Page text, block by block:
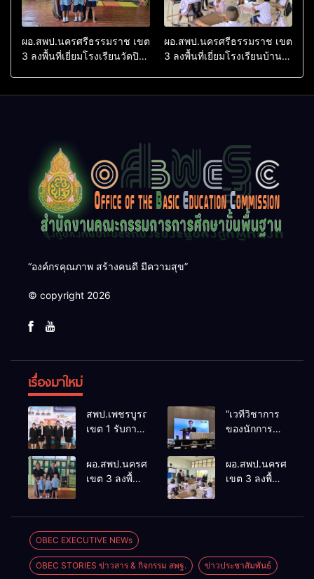
ผอ.สพป.นครศรีธรรมราช เขต
3 ลงพื้นที่เยี่ยมโรงเรียนวัดปิยา
ผอ.สพป.นครศรีธรรมราช เขต
3 ลงพื้นที่เยี่ยมโรงเรียนบ้าน
“องค์กรคุณภาพ สร้างคนดี มีความสุข”
© copyright 2026
เรื่องมาใหม่
สพป.เพชรบูรณ์
เขต 1 รับการ
ประเมินผล
เชิงประจักษ์
ต้นแบบ”
ระดับประเทศ
รุ่นที่ 3 ประจำ
ปีงบประมาณ
พ.ศ. 2569
“เวทีวิชาการ
ของนักการ
ThaiCER
International
Research
(ThaiCER)
ผอ.สพป.นครศรีธรรมราช
เขต 3 ลงพื้นที่
ปากพนัง
ผอ.สพป.นครศรีธรร
เขต 3 ลงพื้นที่
OBEC EXECUTIVE NEWs
OBEC STORIES ข่าวสาร & กิจกรรม สพฐ. ข่าวประชาสัมพันธ์